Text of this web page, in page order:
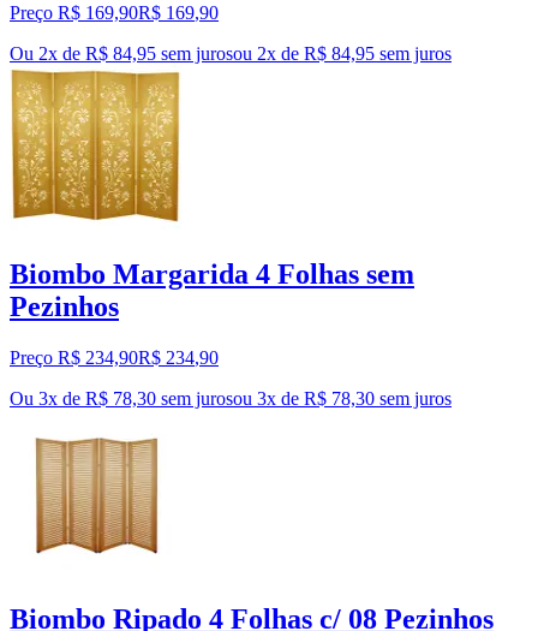
Preço R$ 169,90R$ 169,90
Ou 2x de R$ 84,95 sem jurosou 2x de R$ 84,95 sem juros
Biombo Margarida 4 Folhas sem
Pezinhos
Preço R$ 234,90R$ 234,90
Ou 3x de R$ 78,30 sem jurosou 3x de R$ 78,30 sem juros
Biombo Ripado 4 Folhas c/ 08 Pezinhos